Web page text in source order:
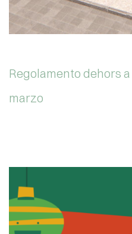
Regolamento dehors
marzo